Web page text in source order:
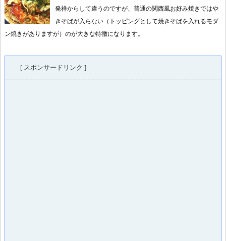
発祥からして違うのですが、普通の関西風お好み焼きではや
きそばが入らない（トッピングとして焼きそばを入れるモダ
ン焼きがありますが）のが大きな特徴になります。
[ スポンサードリンク ]